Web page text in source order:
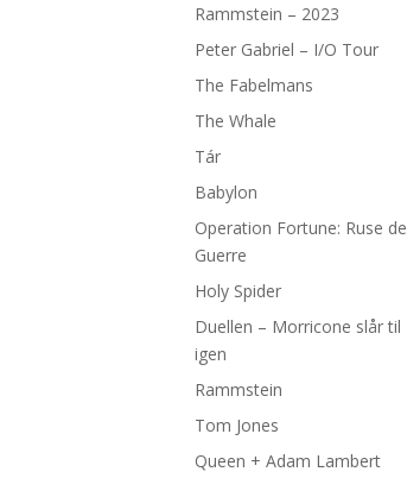
Rammstein – 2023
Peter Gabriel – I/O Tour
The Fabelmans
The Whale
Tár
Babylon
Operation Fortune: Ruse de
Guerre
Holy Spider
Duellen – Morricone slår til
igen
Rammstein
Tom Jones
Queen + Adam Lambert